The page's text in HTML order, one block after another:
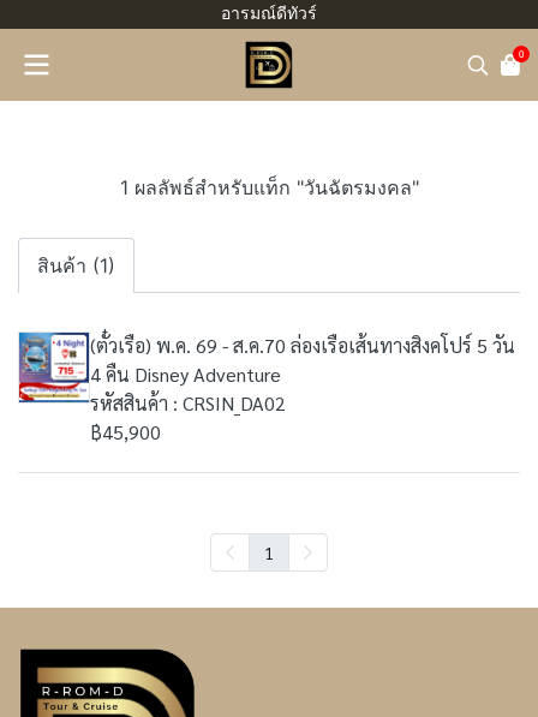
อารมณ์ดีทัวร์
0
1 ผลลัพธ์สำหรับแท็ก "วันฉัตรมงคล"
สินค้า (1)
(ตั๋วเรือ) พ.ค. 69 - ส.ค.70 ล่องเรือเส้นทางสิงคโปร์ 5 วัน
4 คืน Disney Adventure
รหัสสินค้า : CRSIN_DA02
฿45,900
1